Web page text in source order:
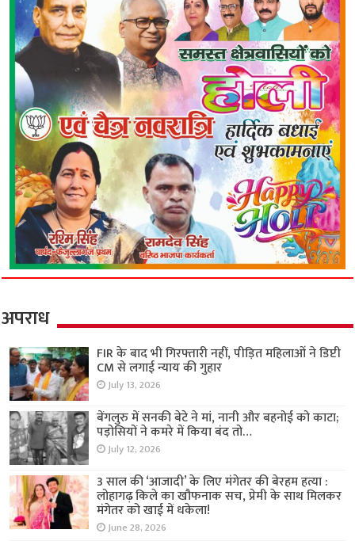
अपराध
FIR के बाद भी गिरफ्तारी नहीं, पीड़ित महिलाओं ने डिप्टी
CM से लगाई न्याय की गुहार
July 13, 2026
बेंगलुरु में सनकी बेटे ने मां, नानी और बहनोई को काटा;
पड़ोसियों ने कमरे में किया बंद तो…
July 12, 2026
3 साल की ‘आजादी’ के लिए मंगेतर की बेरहम हत्या :
लोहागढ़ किले का खौफनाक सच, प्रेमी के साथ मिलकर
मंगेतर को खाई में धकेला!
June 28, 2026